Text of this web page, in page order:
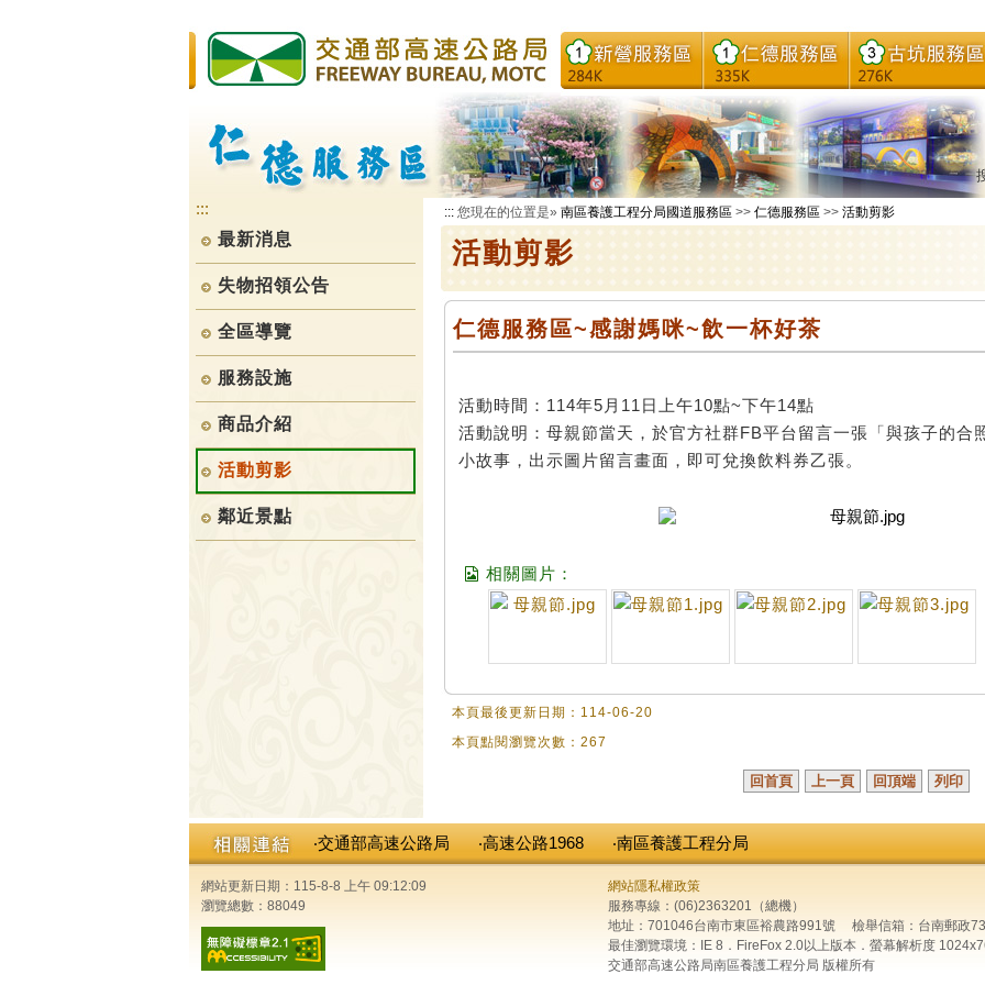
到
主
內
:::
最新消息
失物招領公告
全區導覽
服務設施
商品介紹
活動剪影
鄰近景點
::: 您現在的位置是» 南區養護工程分局國道服務區 >> 仁德服務區 >> 活動剪影
活動剪影
仁德服務區~感謝媽咪~飲一杯好茶
活動時間：114年5月11日上午10點~下午14點
活動說明：母親節當天，於官方社群FB平台留言一張「與孩子的合
小故事，出示圖片留言畫面，即可兌換飲料券乙張。
相關圖片：
本頁最後更新日期：114-06-20
本頁點閱瀏覽次數：267
回首頁 上一頁 回頂端 列印
‧交通部高速公路局 ‧高速公路1968 ‧南區養護工程分局
網站更新日期：115-8-8 上午 09:12:09
瀏覽總數：88049
網站隱私權政策
服務專線：(06)2363201（總機）
地址：701046台南市東區裕農路991號 檢舉信箱：台南郵政
最佳瀏覽環境：IE 8．FireFox 2.0以上版本．螢幕解析度
交通部高速公路局南區養護工程分局 版權所有